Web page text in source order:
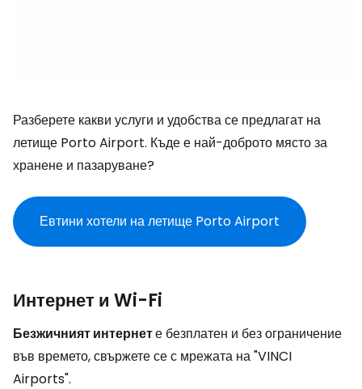
Разберете какви услуги и удобства се предлагат на
летище Porto Airport. Къде е най-доброто място за
хранене и пазаруване?
Евтини хотели на летище Porto Airport
Интернет и Wi-Fi
Безжичният интернете безплатен и без ограничение
във времето, свържете се с мрежата на "VINCI
Airports".